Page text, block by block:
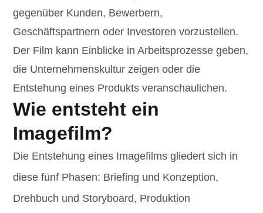
gegenüber Kunden, Bewerbern,
Geschäftspartnern oder Investoren vorzustellen.
Der Film kann Einblicke in Arbeitsprozesse geben,
die Unternehmenskultur zeigen oder die
Entstehung eines Produkts veranschaulichen.
Wie entsteht ein
Imagefilm?
Die Entstehung eines Imagefilms gliedert sich in
diese fünf Phasen: Briefing und Konzeption,
Drehbuch und Storyboard, Produktion